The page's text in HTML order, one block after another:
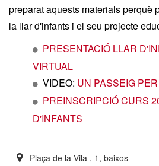
preparat aquests materials perquè
la llar d'infants i el seu projecte
PRESENTACIÓ LLAR
VIRTUAL
VIDEO: UN PASSEIG
PREINSCRIPCIÓ CURS
D'INFANTS
Plaça de la Vila , 1, baixos